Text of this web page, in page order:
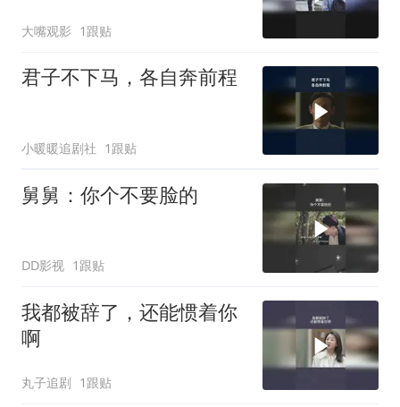
大嘴观影 1跟贴
君子不下马，各自奔前程
小暖暖追剧社 1跟贴
舅舅：你个不要脸的
DD影视 1跟贴
我都被辞了，还能惯着你
啊
丸子追剧 1跟贴